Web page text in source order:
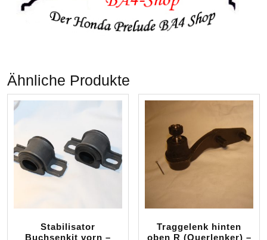
Ähnliche Produkte
Stabilisator
Buchsenkit vorn –
Traggelenk hinten
oben R (Querlenker) –